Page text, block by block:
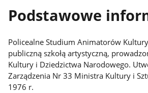
Podstawowe
Policealne Studium Animatorów
publiczną szkołą artystyczną,
Kultury i Dziedzictwa Narodowego.
Zarządzenia Nr 33 Ministra Kultury i
1976 r.